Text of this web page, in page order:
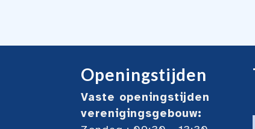
Openingstijden
Vaste openingstijden
verenigingsgebouw: